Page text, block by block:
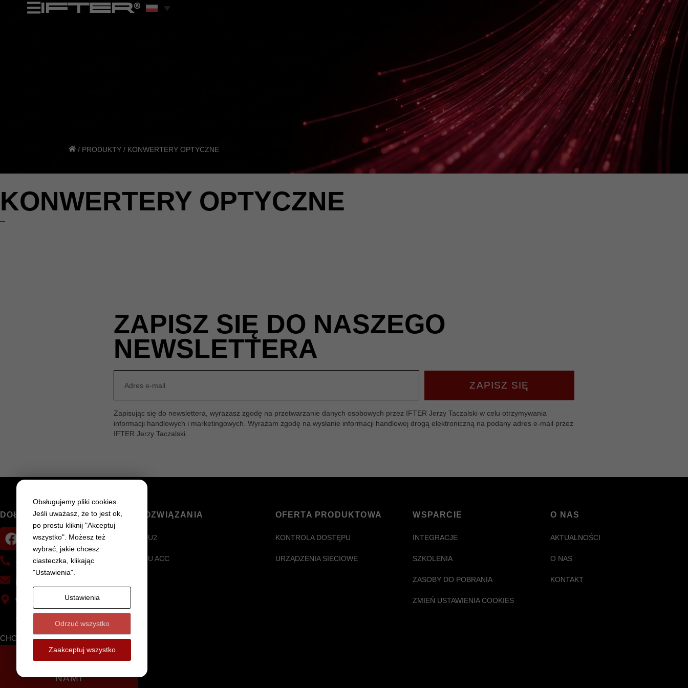
/ PRODUKTY / KONWERTERY OPTYCZNE
KONWERTERY OPTYCZNE
–
ZAPISZ SIĘ DO NASZEGO
NEWSLETTERA
ZAPISZ SIĘ
Zapisując się do newslettera, wyrażasz zgodę na przetwarzanie danych osobowych przez IFTER Jerzy Taczalski w celu otrzymywania
informacji handlowych i marketingowych. Wyrażam zgodę na wysłanie informacji handlowej drogą elektroniczną na podany adres e-mail przez
IFTER Jerzy Taczalski.
DOŁĄCZ DO NAS
+48 81 473 53 17
ifter@ifter.com.pl
Wola Niemiecka 78C
21-025 Niemce
CHCESZ DOWIEDZIEĆ SIĘ WIĘCEJ?
SKONTAKTUJ SIĘ Z
NAMI
ROZWIĄZANIA
EQU2
EQU ACC
OFERTA PRODUKTOWA
KONTROLA DOSTĘPU
URZĄDZENIA SIECIOWE
WSPARCIE
INTEGRACJE
SZKOLENIA
ZASOBY DO POBRANIA
ZMIEŃ USTAWIENIA COOKIES
O NAS
AKTUALNOŚCI
O NAS
KONTAKT
Obsługujemy pliki cookies.
Jeśli uważasz, że to jest ok,
po prostu kliknij "Akceptuj
wszystko". Możesz też
wybrać, jakie chcesz
ciasteczka, klikając
"Ustawienia".
Ustawienia
Odrzuć wszystko
Zaakceptuj wszystko